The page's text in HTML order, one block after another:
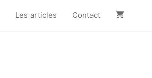
Les articles Contact